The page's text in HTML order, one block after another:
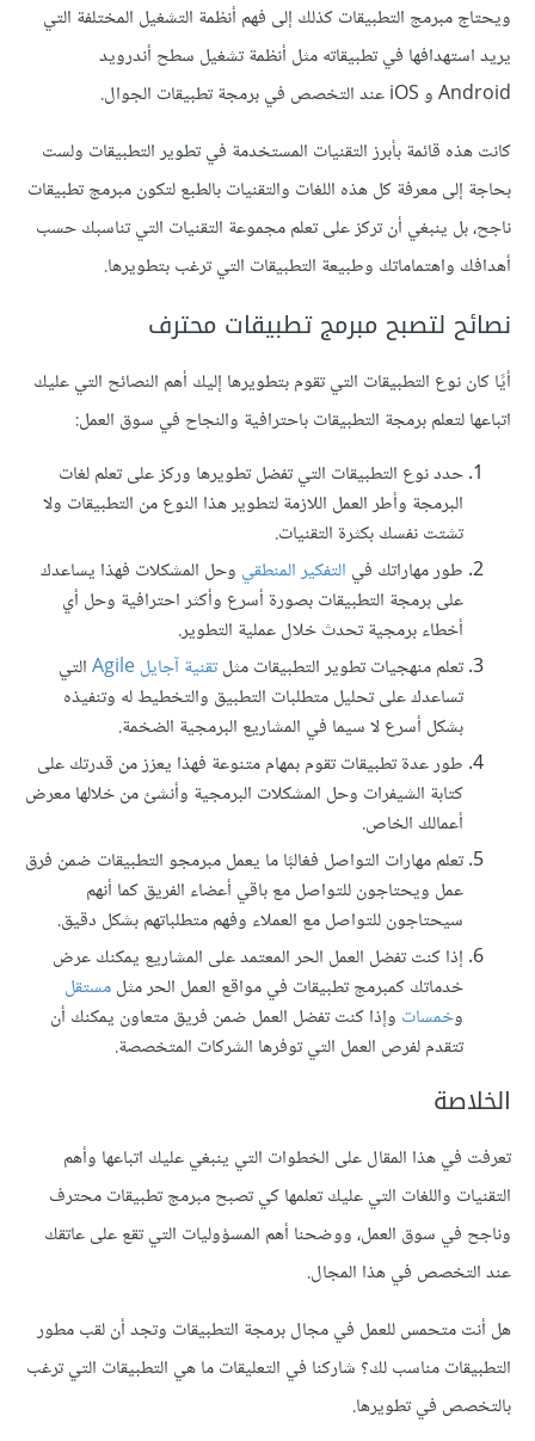
ويحتاج مبرمج التطبيقات كذلك إلى فهم أنظمة التشغيل المختلفة التي
يريد استهدافها في تطبيقاته مثل أنظمة تشغيل سطح أندرويد
Android و iOS عند التخصص في برمجة تطبيقات الجوال.
كانت هذه قائمة بأبرز التقنيات المستخدمة في تطوير التطبيقات ولست
بحاجة إلى معرفة كل هذه اللغات والتقنيات بالطبع لتكون مبرمج تطبيقات
ناجح، بل ينبغي أن تركز على تعلم مجموعة التقنيات التي تناسبك حسب
أهدافك واهتماماتك وطبيعة التطبيقات التي ترغب بتطويرها.
نصائح لتصبح مبرمج تطبيقات محترف
أيًا كان نوع التطبيقات التي تقوم بتطويرها إليك أهم النصائح التي عليك
اتباعها لتعلم برمجة التطبيقات باحترافية والنجاح في سوق العمل:
حدد نوع التطبيقات التي تفضل تطويرها وركز على تعلم لغات
البرمجة وأطر العمل اللازمة لتطوير هذا النوع من التطبيقات ولا
تشتت نفسك بكثرة التقنيات.
طور مهاراتك في التفكير المنطقي وحل المشكلات فهذا يساعدك
على برمجة التطبيقات بصورة أسرع وأكثر احترافية وحل أي
أخطاء برمجية تحدث خلال عملية التطوير.
تعلم منهجيات تطوير التطبيقات مثلتقنية آجايل Agile
التي
تساعدك على تحليل متطلبات التطبيق والتخطيط له وتنفيذه
بشكل أسرع لا سيما في المشاريع البرمجية الضخمة.
طور عدة تطبيقات تقوم بمهام متنوعة فهذا يعزز من قدرتك على
كتابة الشيفرات وحل المشكلات البرمجية وأنشئ من خلالها معرض
أعمالك الخاص.
تعلم مهارات التواصل فغالبًا ما يعمل مبرمجو التطبيقات ضمن فرق
عمل ويحتاجون للتواصل مع باقي أعضاء الفريق كما أنهم
سيحتاجون للتواصل مع العملاء وفهم متطلباتهم بشكل دقيق.
إذا كنت تفضل العمل الحر المعتمد على المشاريع يمكنك عرض
خدماتك كمبرمج تطبيقات في مواقع العمل الحر مثلمستقل
وخمسات وإذا كنت تفضل العمل ضمن فريق متعاون يمكنك أن
تتقدم لفرص العمل التي توفرها الشركات المتخصصة.
الخلاصة
تعرفت في هذا المقال على الخطوات التي ينبغي عليك اتباعها وأهم
التقنيات واللغات التي عليك تعلمها كي تصبح مبرمج تطبيقات محترف
وناجح في سوق العمل، ووضحنا أهم المسؤوليات التي تقع على عاتقك
عند التخصص في هذا المجال.
هل أنت متحمس للعمل في مجال برمجة التطبيقات وتجد أن لقب مطور
التطبيقات مناسب لك؟ شاركنا في التعليقات ما هي التطبيقات التي ترغب
بالتخصص في تطويرها.